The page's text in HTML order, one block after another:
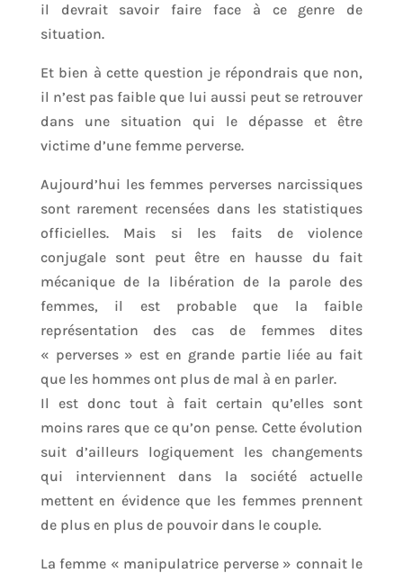
il devrait savoir faire face à ce genre de
situation.
Et bien à cette question je répondrais que non,
il n’est pas faible que lui aussi peut se retrouver
dans une situation qui le dépasse et être
victime d’une femme perverse.
Aujourd’hui les femmes perverses narcissiques
sont rarement recensées dans les statistiques
officielles. Mais si les faits de violence
conjugale sont peut être en hausse du fait
mécanique de la libération de la parole des
femmes, il est probable que la faible
représentation des cas de femmes dites
« perverses » est en grande partie liée au fait
que les hommes ont plus de mal à en parler.
Il est donc tout à fait certain qu’elles sont
moins rares que ce qu’on pense. Cette évolution
suit d’ailleurs logiquement les changements
qui interviennent dans la société actuelle
mettent en évidence que les femmes prennent
de plus en plus de pouvoir dans le couple.
La femme « manipulatrice perverse » connait le